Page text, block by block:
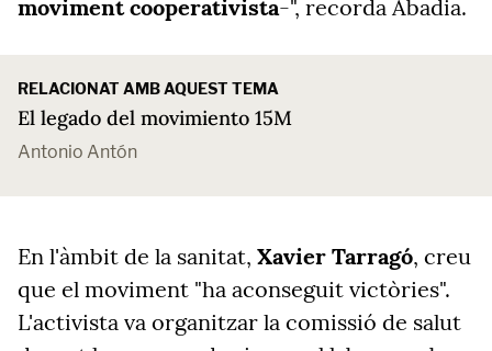
moviment cooperativista-", recorda Abadia.
RELACIONAT AMB AQUEST TEMA
El legado del movimiento 15M
Antonio Antón
En l'àmbit de la sanitat, Xavier Tarragó, creu
que el moviment "ha aconseguit victòries".
L'activista va organitzar la comissió de salut